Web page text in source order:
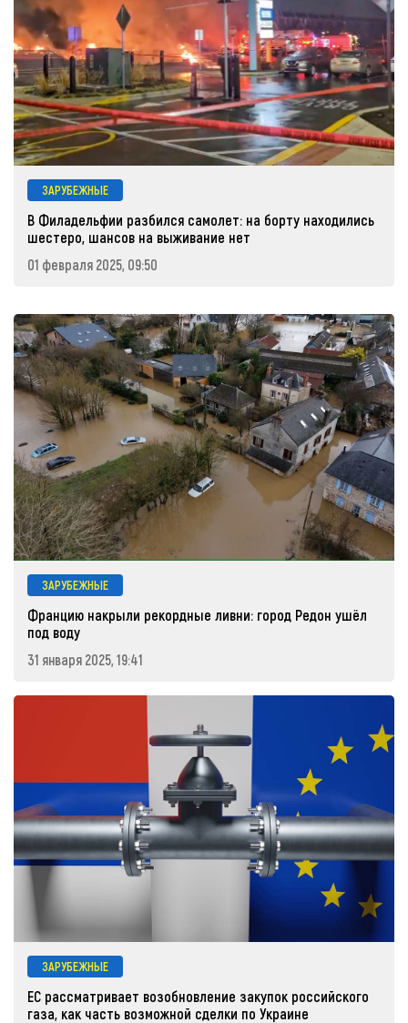
ЗАРУБЕЖНЫЕ
В Филадельфии разбился самолет: на борту находились
шестеро, шансов на выживание нет
01 февраля 2025, 09:50
ЗАРУБЕЖНЫЕ
Францию накрыли рекордные ливни: город Редон ушёл
под воду
31 января 2025, 19:41
ЗАРУБЕЖНЫЕ
ЕС рассматривает возобновление закупок российского
газа, как часть возможной сделки по Украине